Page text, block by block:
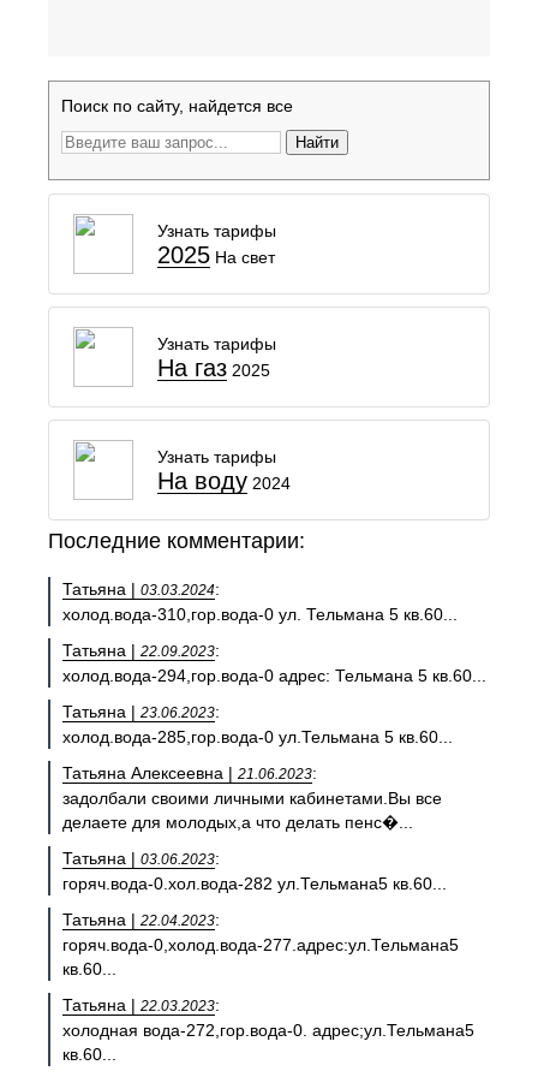
Поиск по сайту, найдется все
Найти
Узнать тарифы
2025 На свет
Узнать тарифы
На газ 2025
Узнать тарифы
На воду 2024
Последние комментарии:
Татьяна | 03.03.2024:
холод.вода-310,гор.вода-0 ул. Тельмана 5 кв.60...
Татьяна | 22.09.2023:
холод.вода-294,гор.вода-0 адрес: Тельмана 5 кв.60...
Татьяна | 23.06.2023:
холод.вода-285,гор.вода-0 ул.Тельмана 5 кв.60...
Татьяна Алексеевна | 21.06.2023:
задолбали своими личными кабинетами.Вы все
делаете для молодых,а что делать пенс�...
Татьяна | 03.06.2023:
горяч.вода-0.хол.вода-282 ул.Тельмана5 кв.60...
Татьяна | 22.04.2023:
горяч.вода-0,холод.вода-277.адрес:ул.Тельмана5
кв.60...
Татьяна | 22.03.2023:
холодная вода-272,гор.вода-0. адрес;ул.Тельмана5
кв.60...